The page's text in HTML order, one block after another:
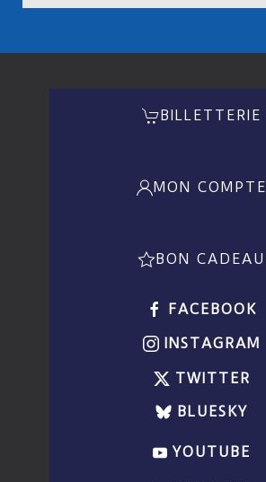
BILLETTERIE
MON COMPTE
BON CADEAU
FACEBOOK
INSTAGRAM
TWITTER
BLUESKY
YOUTUBE